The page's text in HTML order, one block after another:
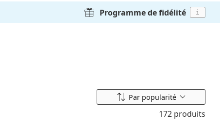
Programme de fidélité i
Classer par
Par popularité
172 produits